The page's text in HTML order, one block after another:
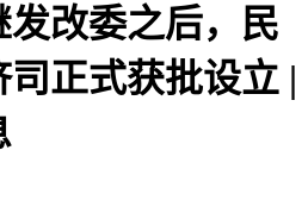
发改委之后，民
正式获批设立 |